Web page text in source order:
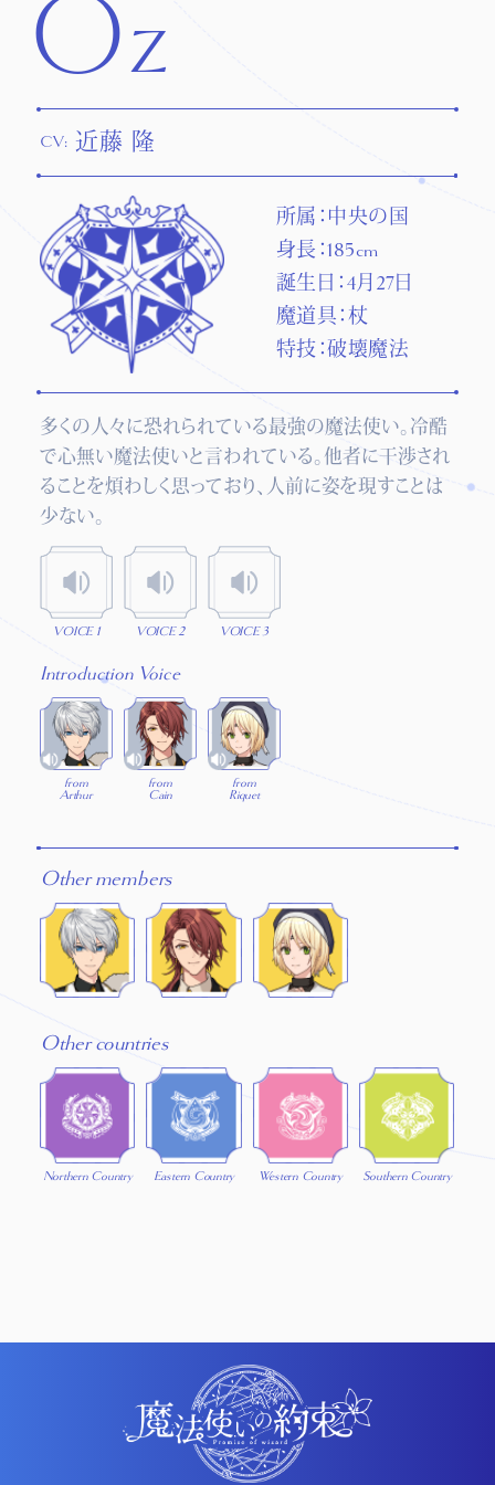
Oz
CV: 近藤 隆
所属：中央の国
身長：185cm
誕生日：4月27日
魔道具：杖
特技：破壊魔法
多くの人々に恐れられている最強の魔法使い。冷酷
で心無い魔法使いと言われている。他者に干渉され
ることを煩わしく思っており、人前に姿を現すことは
少ない。
VOICE 1 VOICE 2 VOICE 3
Introduction Voice
from
Arthur
from
Cain
from
Riquet
Other members
Other countries
Northern Country Eastern Country Western Country Southern Country